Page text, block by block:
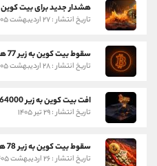
هشدار جدید برای بیت کوین
تاریخ انتشار : ۲۷ اردیبهشت ۱۴۰۵
سقوط بیت کوین به زیر 77 هزار دلار
تاریخ انتشار : ۲۸ اردیبهشت ۱۴۰۵
افت بیت کوین به زیر 64000 دلار
تاریخ انتشار : ۲۹ تیر ۱۴۰۵
سقوط بیت کوین به زیر 78 هزار دلار
تاریخ انتشار : ۲۶ اردیبهشت ۱۴۰۵